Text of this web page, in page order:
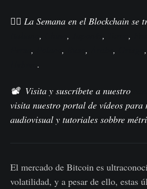
🏴‍☠️ La Semana en el Blockchain se
, , , ,
, , , , ,
.
📽️ Visita y suscríbete a nuestro
visita nuestro portal de vídeos para
audiovisual y tutoriales sobbre
El mercado de Bitcoin es
volatilidad, y a pesar de ello, estas